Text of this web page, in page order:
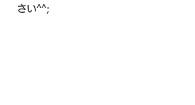
さい^^;